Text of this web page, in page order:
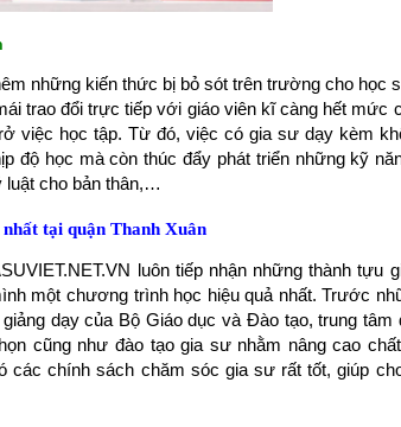
những kiến thức bị bỏ sót trên trường cho học
trao đổi trực tiếp với giáo viên kĩ càng hết mức
việc học tập. Từ đó, việc có gia sư dạy kèm
độ học mà còn thúc đẩy phát triển những kỹ
luật cho bản thân,…
tại quận Thanh Xuân
luôn tiếp nhận những thành tựu
một chương trình học hiệu quả nhất. Trước
dạy của Bộ Giáo dục và Đào tạo, trung tâm
cũng như đào tạo gia sư nhằm nâng cao
các chính sách chăm sóc gia sư rất tốt, giúp